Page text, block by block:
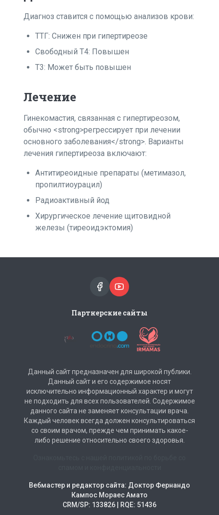
Диагноз ставится с помощью анализов крови:
ТТГ: Снижен при гипертиреозе
Свободный Т4: Повышен
Т3: Может быть повышен
Лечение
Гинекомастия, связанная с гипертиреозом,
обычно <strong>регрессирует при лечении
основного заболевания</strong>. Варианты
лечения гипертиреоза включают:
Антитиреоидные препараты (метимазол,
пропилтиоурацил)
Радиоактивный йод
Хирургическое лечение щитовидной
железы (тиреоидэктомия)
Партнерские сайты
Данный сайт предназначен для широкой публики.
Данный сайт и его содержимое носят
исключительно информационный характер и могут
не подходить для всех пользователей. Содержимое
данного сайта не заменяет консультации врача.
Каждый человек всегда должен консультироваться
со своим врачом, прежде чем принимать какое-
либо решение относительно своего здоровья.
Вебмастер и редактор сайта: Доктор Фернандо
Кампос Мораес Амато
CRM/SP: 133826 | RQE: 51436